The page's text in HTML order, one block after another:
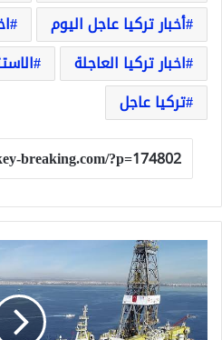
أخبار تركيا عاجل اليوم
اخبار تركيا العاجلة
تركيا عاجل
تركيا
من
الاكتفاء
الذاتي